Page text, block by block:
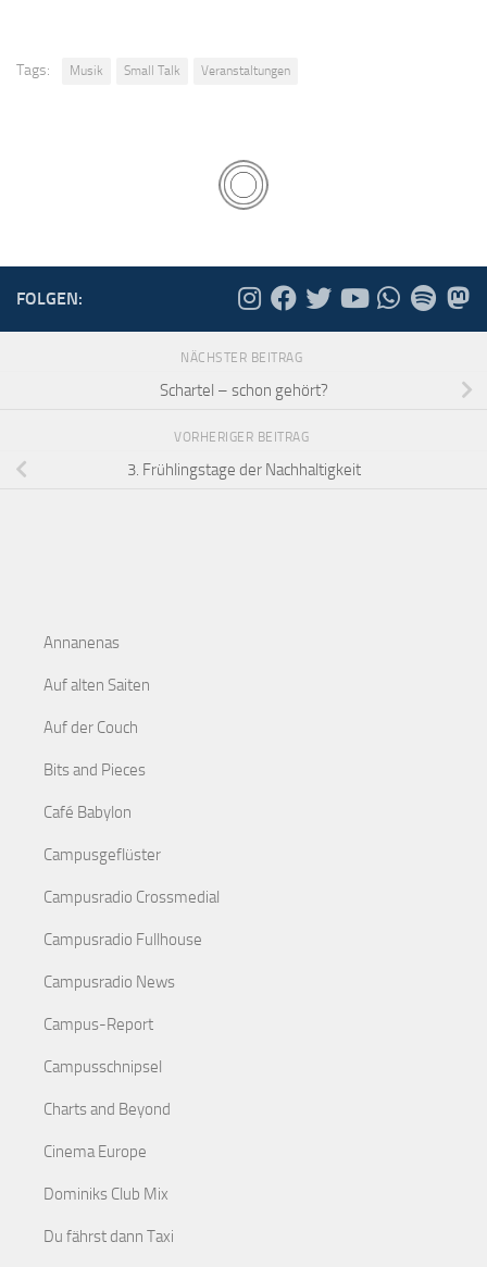
Tags: Musik Small Talk Veranstaltungen
FOLGEN:
NÄCHSTER BEITRAG
Schartel – schon gehört?
VORHERIGER BEITRAG
3. Frühlingstage der Nachhaltigkeit
Annanenas
Auf alten Saiten
Auf der Couch
Bits and Pieces
Café Babylon
Campusgeflüster
Campusradio Crossmedial
Campusradio Fullhouse
Campusradio News
Campus-Report
Campusschnipsel
Charts and Beyond
Cinema Europe
Dominiks Club Mix
Du fährst dann Taxi